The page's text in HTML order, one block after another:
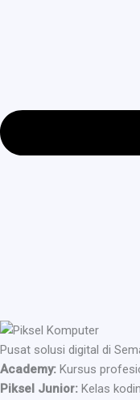
Pusat solusi digital di
Academy: Kursus
Piksel Junior: Kelas